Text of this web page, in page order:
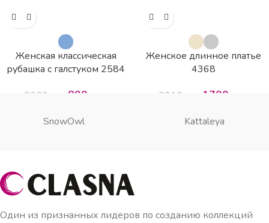
Женская классическая
рубашка с галстуком 2584
2360
800
Женское длинное платье
4368
3910
1700
SnowOwl Kattaleya
Один из признанных лидеров по созданию коллекций